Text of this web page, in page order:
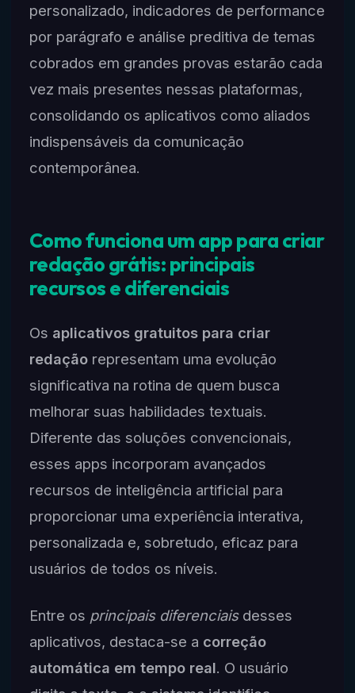
personalizado, indicadores de performance
por parágrafo e análise preditiva de temas
cobrados em grandes provas estarão cada
vez mais presentes nessas plataformas,
consolidando os aplicativos como aliados
indispensáveis da comunicação
contemporânea.
Como funciona um app para criar
redação grátis: principais
recursos e diferenciais
Os aplicativos gratuitos para criar
redaçãorepresentam uma evolução
significativa na rotina de quem busca
melhorar suas habilidades textuais.
Diferente das soluções convencionais,
esses apps incorporam avançados
recursos de inteligência artificial para
proporcionar uma experiência interativa,
personalizada e, sobretudo, eficaz para
usuários de todos os níveis.
Entre os principais diferenciaisdesses
aplicativos, destaca-se a correção
automática em tempo real. O usuário